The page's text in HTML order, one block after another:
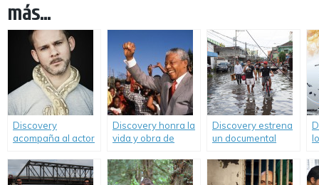
más...
Discovery
acompaña al actor
en busca de los
animales e
Discovery honra la
vida y obra de
con el especial
«Mandela y su
Discovery estrena
un documental
megatifón de
Filipinas.